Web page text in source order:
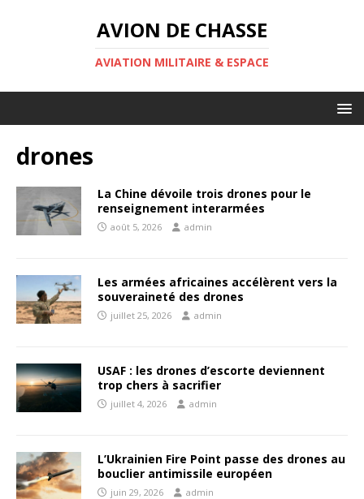
AVION DE CHASSE
AVIATION MILITAIRE & ESPACE
drones
La Chine dévoile trois drones pour le
renseignement interarmées
août 5, 2026 admin
Les armées africaines accélèrent vers la
souveraineté des drones
juillet 25, 2026 admin
USAF : les drones d’escorte deviennent
trop chers à sacrifier
juillet 4, 2026 admin
L’Ukrainien Fire Point passe des drones au
bouclier antimissile européen
juin 29, 2026 admin